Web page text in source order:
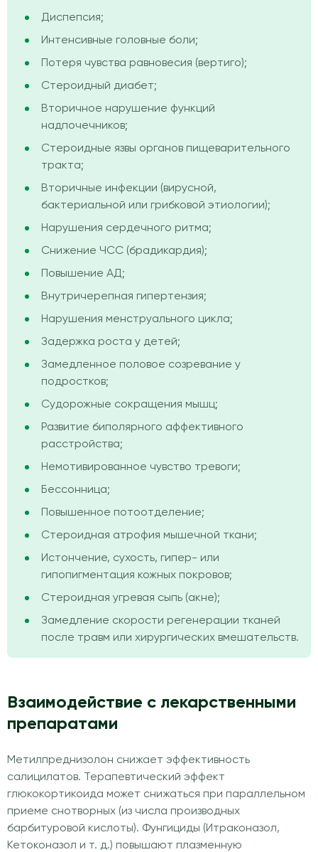
Диспепсия;
Интенсивные головные боли;
Потеря чувства равновесия (вертиго);
Стероидный диабет;
Вторичное нарушение функций
надпочечников;
Стероидные язвы органов пищеварительного
тракта;
Вторичные инфекции (вирусной,
бактериальной или грибковой этиологии);
Нарушения сердечного ритма;
Снижение ЧСС (брадикардия);
Повышение АД;
Внутричерепная гипертензия;
Нарушения менструального цикла;
Задержка роста у детей;
Замедленное половое созревание у
подростков;
Судорожные сокращения мышц;
Развитие биполярного аффективного
расстройства;
Немотивированное чувство тревоги;
Бессонница;
Повышенное потоотделение;
Стероидная атрофия мышечной ткани;
Истончение, сухость, гипер- или
гипопигментация кожных покровов;
Стероидная угревая сыпь (акне);
Замедление скорости регенерации тканей
после травм или хирургических вмешательств.
Взаимодействие с лекарственными
препаратами
Метилпреднизолон снижает эффективность
салицилатов. Терапевтический эффект
глюкокортикоида может снижаться при параллельном
приеме снотворных (из числа производных
барбитуровой кислоты). Фунгициды (Итраконазол,
Кетоконазол и т. д.) повышают плазменную